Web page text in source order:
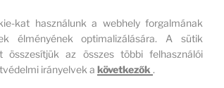
kat használunk a webhely forgalmának
élményének optimalizálására. A sütik
összesítjük az összes többi felhasználói
irányelvek a következők .